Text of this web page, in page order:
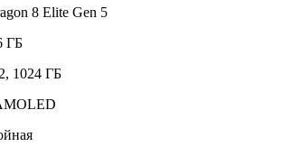
8 Elite Gen 5
ГБ
1024 ГБ